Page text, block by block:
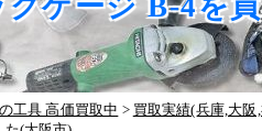
ゲージ B-4を
工具 高価買取中 > 買取実績(兵庫,大